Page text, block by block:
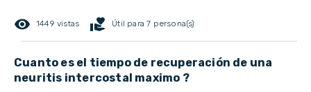
remove_red_eye 1449 vistas volunteer_activism Útil para 7 persona(s)
Cuanto es el tiempo de recuperación de una
neuritis intercostal maximo ?